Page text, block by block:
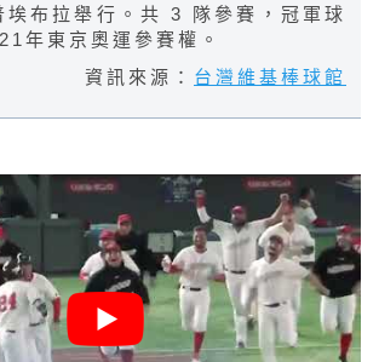
埃布拉舉行。共 3 隊參賽，冠軍球
年東京奧運參賽權。
資訊來源： 台灣維基棒球館